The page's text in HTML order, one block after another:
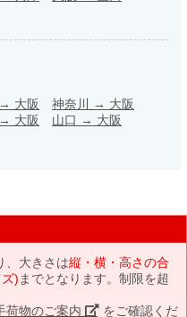
→ 大阪 神奈川 → 大阪
→ 大阪 山口 → 大阪
、大きさは縦・横・高さの合
) までとなります。制限を超
荷物のご案内」 をご確認くだ